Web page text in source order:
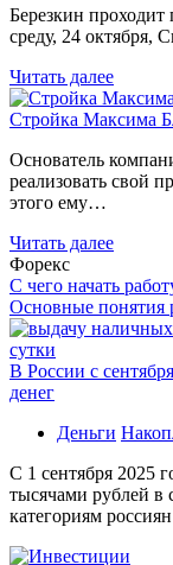
Березкин
среду, 24 октября,
Читать далее
Стройка Максима
Основатель
реализовать свой
этого ему…
Читать далее
Форекс
С чего начать
Основные понятия
В России с
денег
Деньги
С 1 сентября 2025
тысячами рублей в
категориям